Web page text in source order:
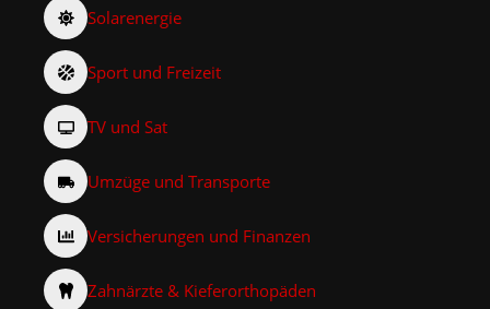
Solarenergie
Sport und Freizeit
TV und Sat
Umzüge und Transporte
Versicherungen und Finanzen
Zahnärzte & Kieferorthopäden